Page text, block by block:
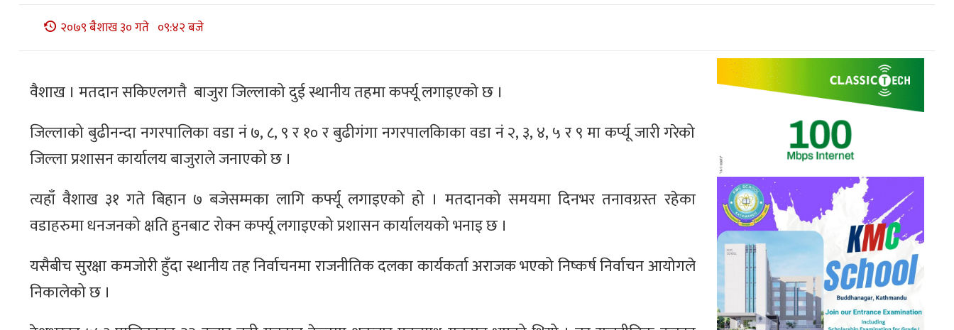
२०७९ बैशाख ३० गते ०९:४२ बजे
वैशाख । मतदान सकिएलगत्तै बाजुरा जिल्लाको दुई स्थानीय तहमा कर्फ्यू लगाइएको छ ।
जिल्लाको बुढीनन्दा नगरपालिका वडा नं ७, ८, ९ र १० र बुढीगंगा नगरपालकिाका वडा नं २, ३, ४, ५ र ९ मा कर्प्यू जारी गरेको
जिल्ला प्रशासन कार्यालय बाजुराले जनाएको छ ।
त्यहाँ वैशाख ३१ गते बिहान ७ बजेसम्मका लागि कर्फ्यू लगाइएको हो । मतदानको समयमा दिनभर तनावग्रस्त रहेका
वडाहरुमा धनजनको क्षति हुनबाट रोक्न कर्फ्यू लगाइएको प्रशासन कार्यालयको भनाइ छ ।
यसैबीच सुरक्षा कमजोरी हुँदा स्थानीय तह निर्वाचनमा राजनीतिक दलका कार्यकर्ता अराजक भएको निष्कर्ष निर्वाचन आयोगले
निकालेको छ ।